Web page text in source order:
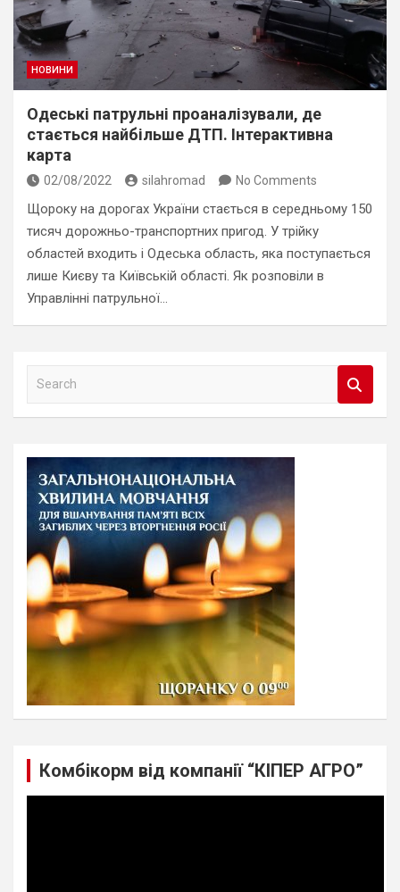
НОВИНИ
Одеські патрульні проаналізували, де
стається найбільше ДТП. Інтерактивна
карта
02/08/2022 silahromad No Comments
Щороку на дорогах України стається в середньому 150
тисяч дорожньо-транспортних пригод. У трійку
областей входить і Одеська область, яка поступається
лише Києву та Київській області. Як розповіли в
Управлінні патрульної…
a
Комбікорм від компанії “КІПЕР АГРО”